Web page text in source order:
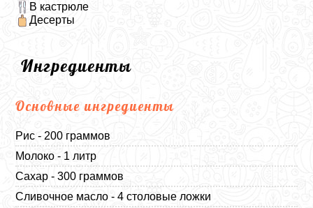
В кастрюле
Десерты
Ингредиенты
Основные ингредиенты
Рис - 200 граммов
Молоко - 1 литр
Сахар - 300 граммов
Сливочное масло - 4 столовые ложки